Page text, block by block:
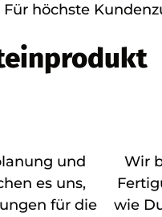
höchste
und
es uns,
für die
Wir
wie